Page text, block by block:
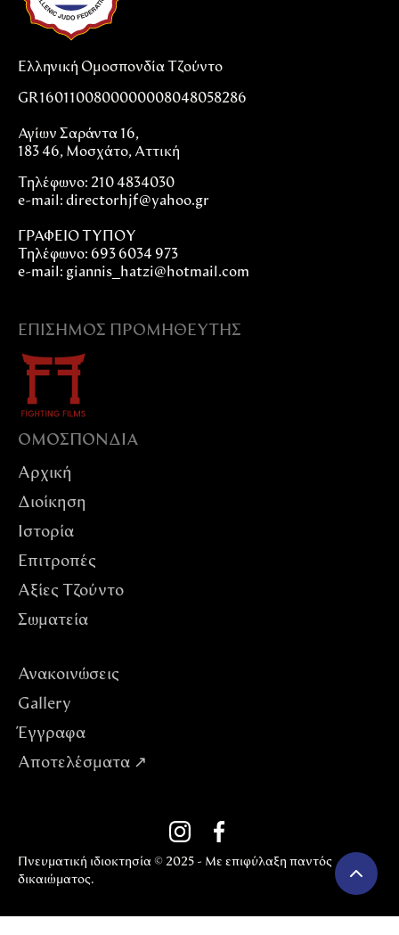
Ελληνική Ομοσπονδία Τζούντο
GR1601100800000008048058286
Αγίων Σαράντα 16,
183 46, Μοσχάτο, Αττική
Τηλέφωνο: 210 4834030
e-mail: directorhjf@yahoo.gr
ΓΡΑΦΕΙΟ ΤΥΠΟΥ
Τηλέφωνο: 693 6034 973
e-mail: giannis_hatzi@hotmail.com
ΕΠΊΣΗΜΟΣ ΠΡΟΜΗΘΕΥΤΉΣ
ΟΜΟΣΠΟΝΔIΑ
Αρχική
Διοίκηση
Ιστορία
Επιτροπές
Αξίες Tζούντο
Σωματεία
Ανακοινώσεις
Gallery
Έγγραφα
Αποτελέσματα ↗
Πνευματική ιδιοκτησία © 2025 - Με επιφύλαξη παντός
δικαιώματος.